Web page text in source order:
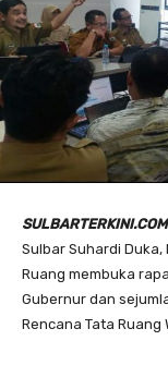
Sulbar Suhardi
Ruang membuka
Gubernur dan
Rencana Tata Ruang